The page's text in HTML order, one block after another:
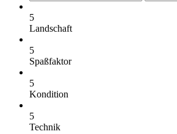
5
Landschaft
5
Spaßfaktor
5
Kondition
5
Technik